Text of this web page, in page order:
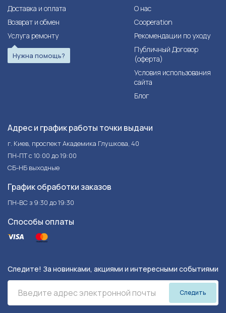
Доставка и оплата
Возврат и обмен
Услуга ремонту
Нужна помощь?
О нас
Cooperation
Рекомендации по уходу
Публичный Договор
(оферта)
Условия использования
сайта
Блог
Адрес и график работы точки выдачи
г. Киев, проспект Академика Глушкова, 40
ПН-ПТ с 10:00 до 19:00
СБ-НБ выходные
График обработки заказов
ПН-ВС з 9:30 до 19:30
Способы оплаты
Следите! За новинками, акциями и интересными событиями
Следить